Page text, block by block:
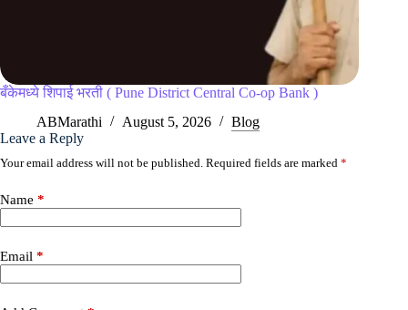
बँकेमध्ये शिपाई भरती ( Pune District Central Co-op Bank )
ABMarathi
August 5, 2026
Blog
Leave a Reply
Your email address will not be published. Required fields are marked *
Name *
Email *